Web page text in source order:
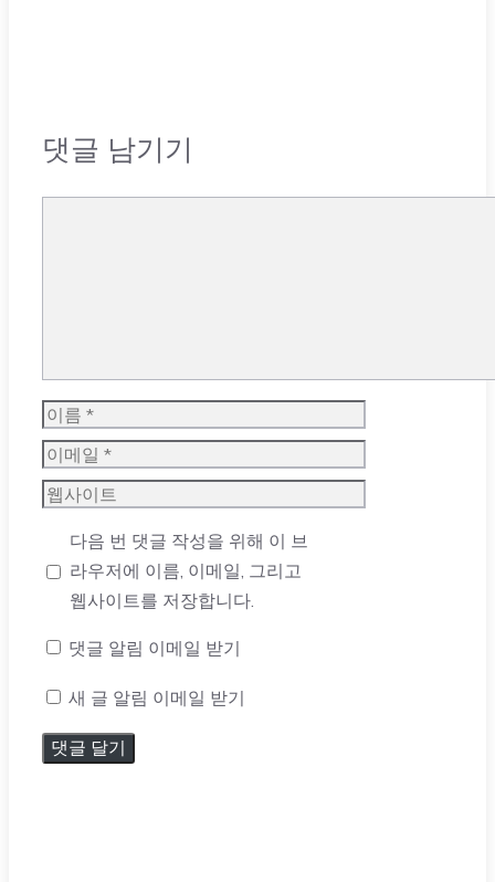
댓글 남기기
이
름
이
메
일
웹
트
다음 번 댓글 작성을 위해 이 브
라우저에 이름, 이메일, 그리고
웹사이트를 저장합니다.
댓글 알림 이메일 받기
새 글 알림 이메일 받기